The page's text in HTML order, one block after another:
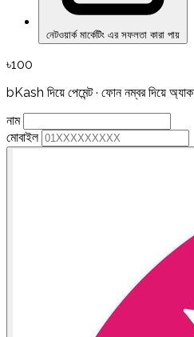
নেটওয়ার্ক মার্কেটিং এর সফলতা কারা পায়
৳100
bKash দিয়ে পেমেন্ট · ফোন নম্বর দিয়ে
নাম
মোবাইল